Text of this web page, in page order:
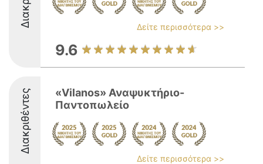
Δείτε περισσότερα >>
9.6
Διακριθέντες
«Vilanos» Αναψυκτήριο-
Παντοπωλείο
Δείτε περισσότερα >>